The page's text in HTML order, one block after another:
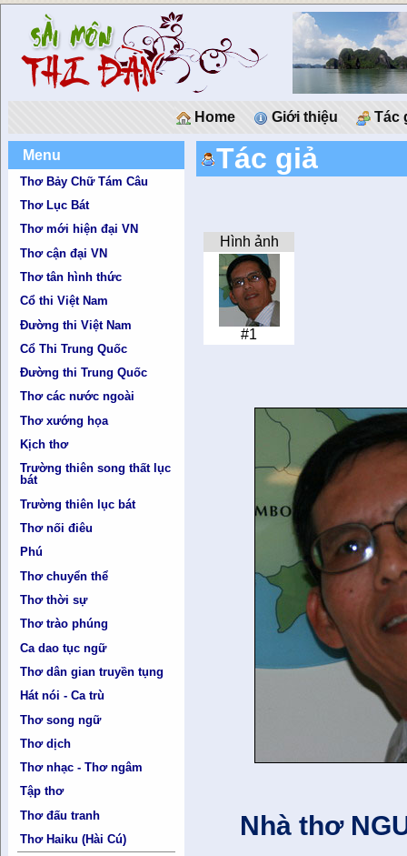
Home Giới thiệu Tác
Menu
Thơ Bảy Chữ Tám Câu
Thơ Lục Bát
Thơ mới hiện đại VN
Thơ cận đại VN
Thơ tân hình thức
Cổ thi Việt Nam
Đường thi Việt Nam
Cổ Thi Trung Quốc
Đường thi Trung Quốc
Thơ các nước ngoài
Thơ xướng họa
Kịch thơ
Trường thiên song thất lục
bát
Trường thiên lục bát
Thơ nối điêu
Phú
Thơ chuyển thể
Thơ thời sự
Thơ trào phúng
Ca dao tục ngữ
Thơ dân gian truyền tụng
Hát nói - Ca trù
Thơ song ngữ
Thơ dịch
Thơ nhạc - Thơ ngâm
Tập thơ
Thơ đấu tranh
Thơ Haiku (Hài Cú)
Tác giả
Hình ảnh
#1
Nhà thơ